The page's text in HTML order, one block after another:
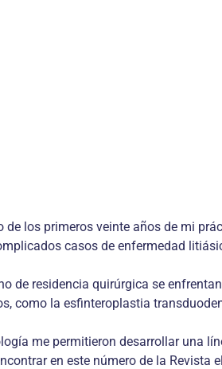
de los primeros veinte años de mi
casos de enfermedad
de residencia quirúrgica se
como la esfinteroplastia
me permitieron desarrollar una
en este número de la